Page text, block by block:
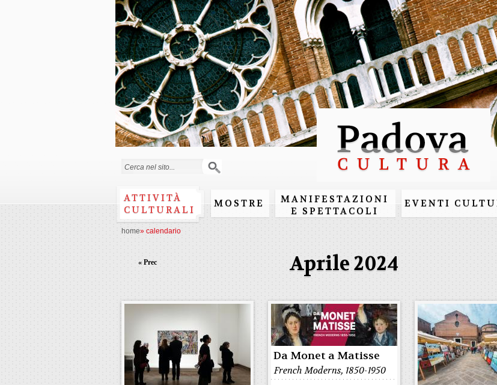
Salta al
contenuto
principale
Form di ricerca
ATTIVITÀ
CULTURALI
MOSTRE
MANIFESTAZIONI
E SPETTACOLI
EVENTI
home» calendario
Aprile 2024
« Prec
Da Monet a Matisse
French Moderns, 1850-1950